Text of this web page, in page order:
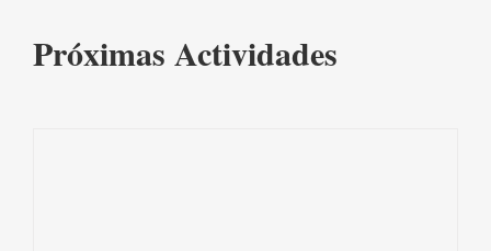
Próximas Actividades